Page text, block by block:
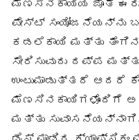
ಮೆಣಸಿನಕಾಯಿಯ ಜೊತೆ
ಪೇಸ್ಟ್ ಸಂಯೋಜನೆಯನ್ನು
ಕಡಲೆಕಾಯಿ ಮತ್ತು
ಸೇರಿಸುವುದು ದಪ್ಪ
ಉಂಟುಮಾಡುತ್ತದೆ ಆದರೆ
ಮೆಣಸಿನಕಾಯಿಗಳೊಂದಿಗೆ
ಮತ್ತು